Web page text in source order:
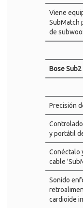
Viene
SubMatch
de
Bose Sub2
Precisión
y portátil
Conéctalo
cable
Sonido
cardioide